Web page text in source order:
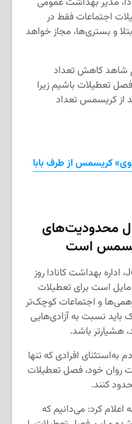
اجتماعات فقط در
و بستری‌ها، مجاز خواهد
شاهد کاهش تعداد
فصل تعطیلات باشیم زیرا
از کریسمس تعداد
کریسمس از طرف بابا
محدودیت‌های
است
به گزارش Journal de Montreal، اداره بهداشت کانادا روز
است برای تعطیلات
و اجتماعات کوچک‌تر
باید نسبت به آزادی‌هایی
هشیارتر باشد.
افرادی که تنها
روان خود، فصل تعطیلات
کنند.
اعلام کرد: می‌دانیم که